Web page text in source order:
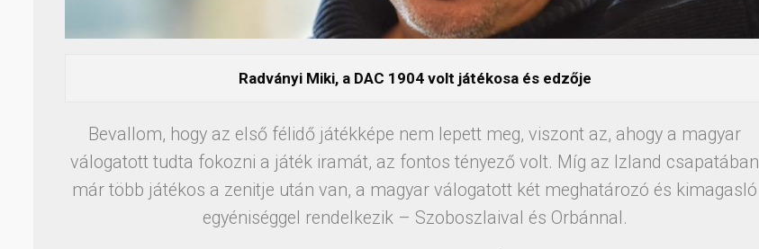
Radványi Miki, a DAC 1904 volt játékosa és edzője
Bevallom, hogy az első félidő játékképe nem lepett meg, viszont az, ahogy a magyar
válogatott tudta fokozni a játék iramát, az fontos tényező volt. Míg az Izland csapatában
már több játékos a zenitje után van, a magyar válogatott két meghatározó és kimagasló
egyéniséggel rendelkezik – Szoboszlaival és Orbánnal.